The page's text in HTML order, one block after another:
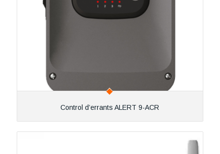
Control d’errants ALERT 9-ACR